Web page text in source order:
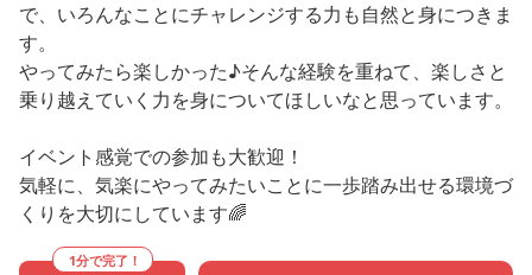
で、いろんなことにチャレンジする力も自然と身につきま
す。
やってみたら楽しかった♪そんな経験を重ねて、楽しさと
乗り越えていく力を身についてほしいなと思っています。
イベント感覚での参加も大歓迎！
気軽に、気楽にやってみたいことに一歩踏み出せる環境づ
くりを大切にしています🌈
1分で完了！